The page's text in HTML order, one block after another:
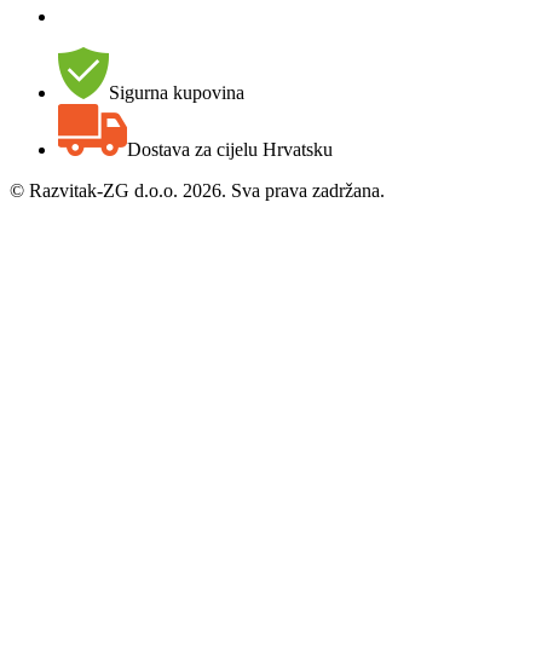
Sigurna kupovina
Dostava za cijelu Hrvatsku
© Razvitak-ZG d.o.o. 2026. Sva prava zadržana.